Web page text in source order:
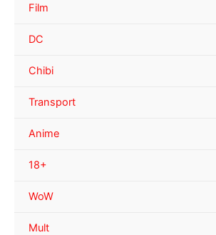
Film
DC
Chibi
Transport
Anime
18+
WoW
Mult